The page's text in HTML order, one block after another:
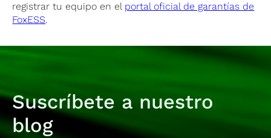
registrar tu equipo en el portal oficial de garantías de
FoxESS.
Suscríbete a nuestro
blog